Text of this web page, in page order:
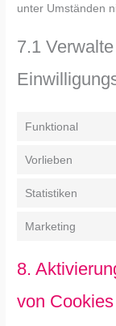
unter Umständen
7.1
Funktional
Vorlieben
Statistiken
Marketing
8.
von Cookies